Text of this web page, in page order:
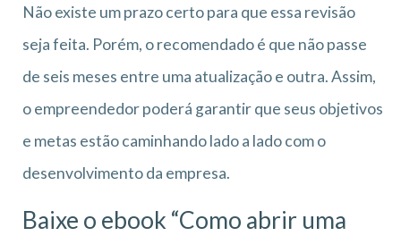
Não existe um prazo certo para que essa revisão
seja feita. Porém, o recomendado é que não passe
de seis meses entre uma atualização e outra. Assim,
o empreendedor poderá garantir que seus objetivos
e metas estão caminhando lado a lado com o
desenvolvimento da empresa.
Baixe o ebook “Como abrir uma